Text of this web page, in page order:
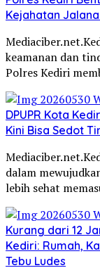
Kejahatan
keamanan dan
Polres Kediri
DPUPR Kota
Kini Bisa Sedot
dalam
lebih sehat
Kurang dari 12
Kediri: Rumah,
Tebu Ludes